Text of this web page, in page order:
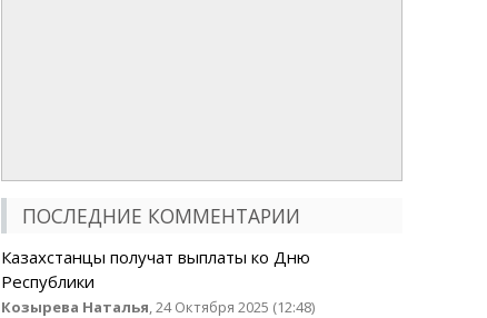
ПОСЛЕДНИЕ КОММЕНТАРИИ
Казахстанцы получат выплаты ко Дню
Республики
Козырева Наталья, 24 Октября 2025 (12:48)